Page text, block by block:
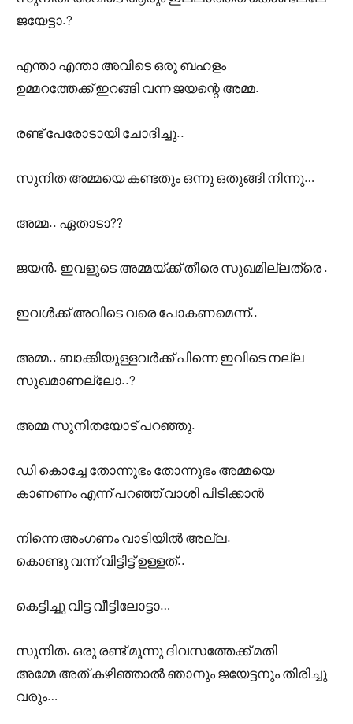
ജയേട്ടാ.?
എന്താ എന്താ അവിടെ ഒരു ബഹളം
ഉമ്മറത്തേക്ക് ഇറങ്ങി വന്ന ജയന്റെ അമ്മ.
രണ്ട് പേരോടായി ചോദിച്ചു..
സുനിത അമ്മയെ കണ്ടതും ഒന്നു ഒതുങ്ങി നിന്നു…
അമ്മ.. ഏതാടാ??
ജയൻ. ഇവളുടെ അമ്മയ്ക്ക് തീരെ സുഖമില്ലത്രെ .
ഇവൾക്ക് അവിടെ വരെ പോകണമെന്ന്..
അമ്മ.. ബാക്കിയുള്ളവർക്ക് പിന്നെ ഇവിടെ നല്ല
സുഖമാണല്ലോ..?
അമ്മ സുനിതയോട് പറഞ്ഞു.
ഡി കൊച്ചേ തോന്നുഭം തോന്നുഭം അമ്മയെ
കാണണം എന്ന് പറഞ്ഞ് വാശി പിടിക്കാൻ
നിന്നെ അംഗണം വാടിയിൽ അല്ല.
കൊണ്ടു വന്ന് വിട്ടിട്ട് ഉള്ളത്..
കെട്ടിച്ചു വിട്ട വീട്ടിലോട്ടാ…
സുനിത. ഒരു രണ്ട് മൂന്നു ദിവസത്തേക്ക് മതി
അമ്മേ അത് കഴിഞ്ഞാൽ ഞാനും ജയേട്ടനും തിരിച്ചു
വരും…